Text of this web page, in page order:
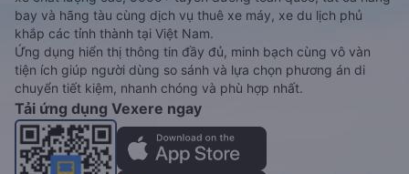
bay và hãng tàu cùng dịch vụ thuê xe máy, xe du lịch phủ
khắp các tỉnh thành tại Việt Nam.
Ứng dụng hiển thị thông tin đầy đủ, minh bạch cùng vô vàn
tiện ích giúp người dùng so sánh và lựa chọn phương án di
chuyển tiết kiệm, nhanh chóng và phù hợp nhất.
Tải ứng dụng Vexere ngay